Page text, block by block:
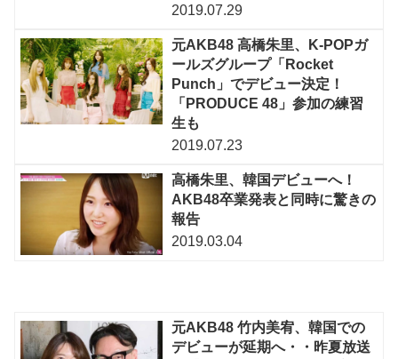
2019.07.29
元AKB48 高橋朱里、K-POPガ
ールズグループ「Rocket
Punch」でデビュー決定！
「PRODUCE 48」参加の練習
生も
2019.07.23
高橋朱里、韓国デビューへ！
AKB48卒業発表と同時に驚きの
報告
2019.03.04
元AKB48 竹内美宥、韓国での
デビューが延期へ・・昨夏放送